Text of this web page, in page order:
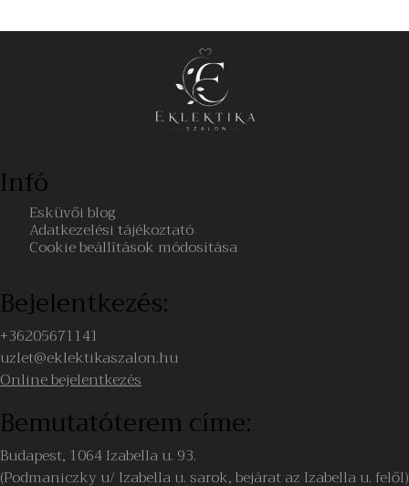
Infó
Esküvői blog
Adatkezelési tájékoztató
Cookie beállítások módosítása
Bejelentkezés:
+36205671141
uzlet@eklektikaszalon.hu
Online bejelentkezés
Bemutatóterem címe:
Budapest, 1064 Izabella u. 93.
(Podmaniczky u/ Izabella u. sarok, bejárat az Izabella u. felől)